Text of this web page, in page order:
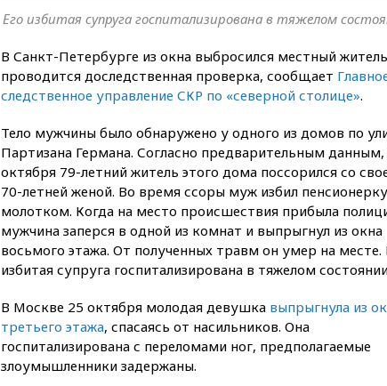
Его избитая супруга госпитализирована в тяжелом
В Санкт-Петербурге из окна выбросился местный
проводится доследственная проверка, сообщает
следственное управление СКР по «северной столице».
Тело мужчины было обнаружено у одного из домов по
Партизана Германа. Согласно предварительным данным,
октября 79-летний житель этого дома поссорился со
70-летней женой. Во время ссоры муж избил пенсионерку
молотком. Когда на место происшествия прибыла
мужчина заперся в одной из комнат и выпрыгнул из окна
восьмого этажа. От полученных травм он умер на месте.
избитая супруга госпитализирована в тяжелом
В Москве 25 октября молодая девушка выпрыгнула из
третьего этажа, спасаясь от насильников. Она
госпитализирована с переломами ног, предполагаемые
злоумышленники задержаны.